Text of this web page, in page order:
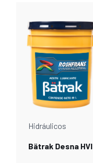
Hidráulicos
Bätrak Desna HVI